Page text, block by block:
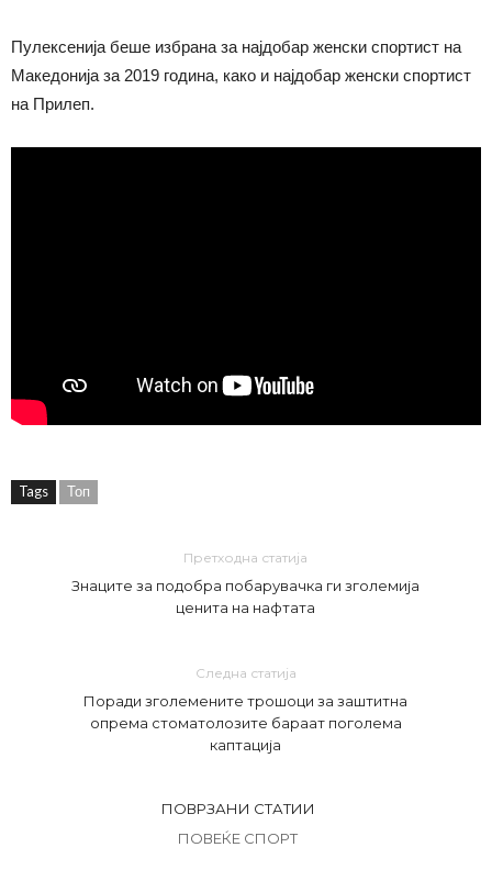
Пулексенија беше избрана за најдобар женски спортист на
Македонија за 2019 година, како и најдобар женски спортист
на Прилеп.
Tags Топ
Претходна статија
Знаците за подобра побарувачка ги зголемија
ценита на нафтата
Следна статија
Поради зголемените трошоци за заштитна
опрема стоматолозите бараат поголема
каптација
ПОВРЗАНИ СТАТИИ
ПОВЕЌЕ СПОРТ